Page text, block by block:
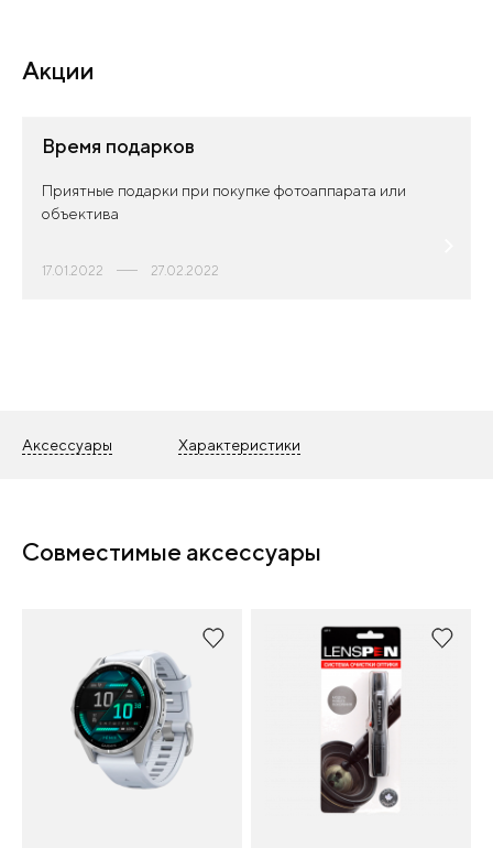
Акции
Время подарков
Приятные подарки при покупке фотоаппарата или
объектива
17.01.2022 27.02.2022
Аксессуары Характеристики
Совместимые аксессуары